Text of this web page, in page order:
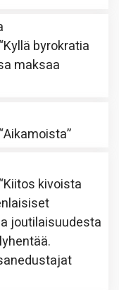
Kyllä byrokratia
maksaa
Aikamoista”
Kiitos kivoista
joutilaisuudesta